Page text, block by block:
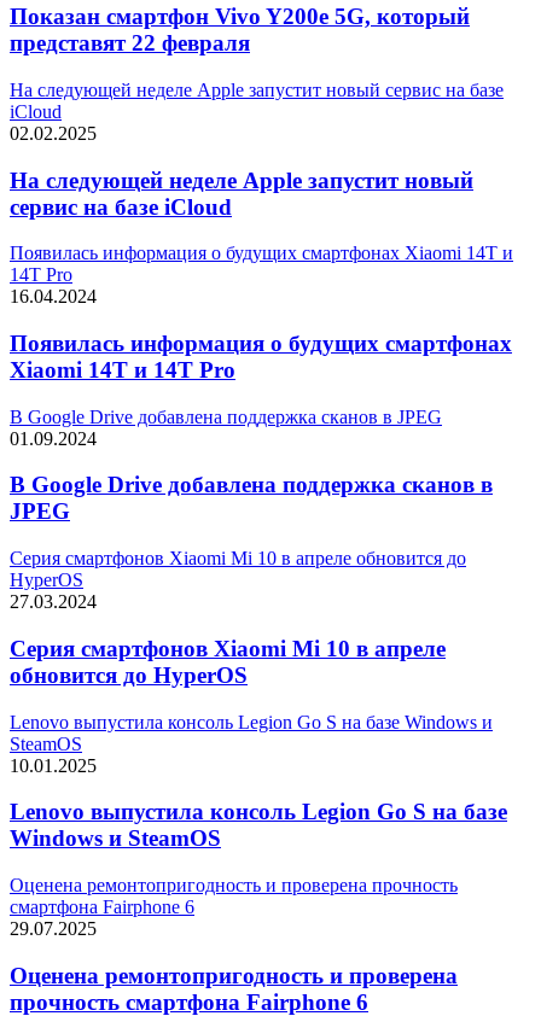
Показан смартфон Vivo Y200e 5G, который
представят 22 февраля
На следующей неделе Apple запустит новый сервис на базе
iCloud
02.02.2025
На следующей неделе Apple запустит новый
сервис на базе iCloud
Появилась информация о будущих смартфонах Xiaomi 14T и
14T Pro
16.04.2024
Появилась информация о будущих смартфонах
Xiaomi 14T и 14T Pro
В Google Drive добавлена поддержка сканов в JPEG
01.09.2024
В Google Drive добавлена поддержка сканов в
JPEG
Серия смартфонов Xiaomi Mi 10 в апреле обновится до
HyperOS
27.03.2024
Серия смартфонов Xiaomi Mi 10 в апреле
обновится до HyperOS
Lenovo выпустила консоль Legion Go S на базе Windows и
SteamOS
10.01.2025
Lenovo выпустила консоль Legion Go S на базе
Windows и SteamOS
Оценена ремонтопригодность и проверена прочность
смартфона Fairphone 6
29.07.2025
Оценена ремонтопригодность и проверена
прочность смартфона Fairphone 6